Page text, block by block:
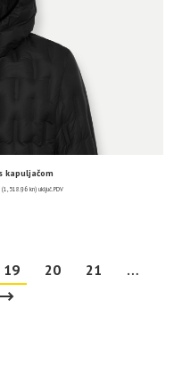
kapuljačom
(1,518.96 kn) uključ. PDV
19 20 21
…